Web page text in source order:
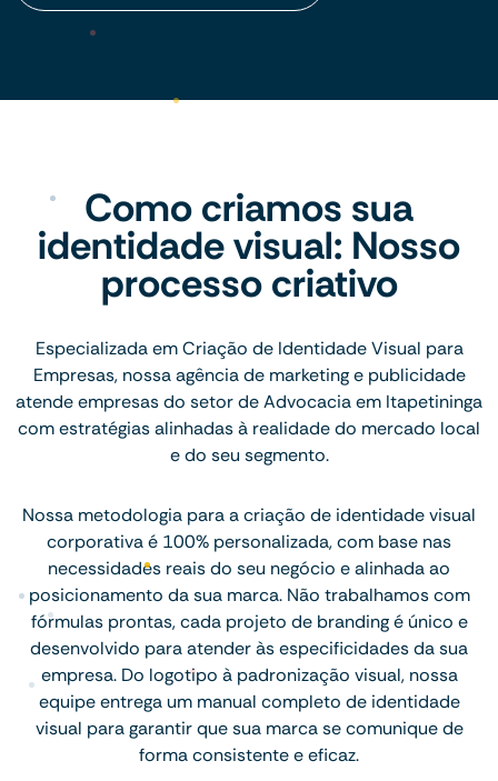
Como criamos sua
identidade visual: Nosso
processo criativo
Especializada em Criação de Identidade Visual para
Empresas, nossa agência de marketing e publicidade
atende empresas do setor de Advocacia em Itapetininga
com estratégias alinhadas à realidade do mercado local
e do seu segmento.
Nossa metodologia para a criação de identidade visual
corporativa é 100% personalizada, com base nas
necessidades reais do seu negócio e alinhada ao
posicionamento da sua marca. Não trabalhamos com
fórmulas prontas, cada projeto de branding é único e
desenvolvido para atender às especificidades da sua
empresa. Do logotipo à padronização visual, nossa
equipe entrega um manual completo de identidade
visual para garantir que sua marca se comunique de
forma consistente e eficaz.